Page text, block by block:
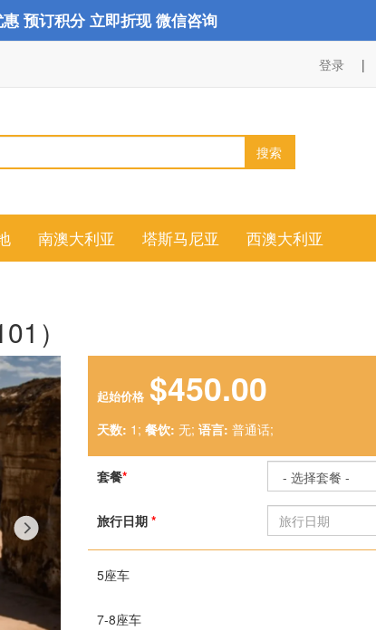
预订积分 立即折现 微信咨询
登录
搜索
南澳大利亚 塔斯马尼亚 西澳大利亚
）
起始价格 $450.00
天数: 1; 餐饮: 无; 语言: 普通话;
套餐*
旅行日期 *
5座车
7-8座车